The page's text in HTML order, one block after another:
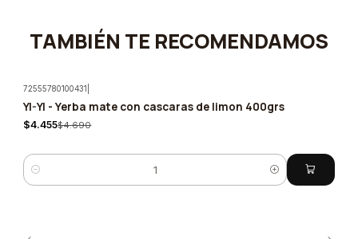
TAMBIÉN TE RECOMENDAMOS
-5%
72555780100431
YI-YI - Yerba mate con cascaras de limon 400grs
$4.455$4.690
Quantity